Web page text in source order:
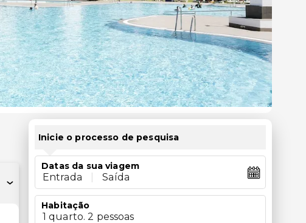
Inicie o processo de pesquisa
Datas da sua viagem
Entrada Saída
Habitação
1 quarto. 2 pessoas